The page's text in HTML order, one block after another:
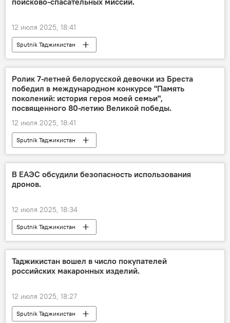
12 июля 2025, 18:41
Sputnik Таджикистан
Ролик 7-летней белорусской девочки из Бреста
победил в международном конкурсе "Память
поколений: история героя моей семьи",
посвященного 80-летию Великой победы.
12 июля 2025, 18:41
Sputnik Таджикистан
В ЕАЭС обсудили безопасность использования
дронов.
12 июля 2025, 18:34
Sputnik Таджикистан
Таджикистан вошел в число покупателей
российских макаронных изделий.
12 июля 2025, 18:27
Sputnik Таджикистан